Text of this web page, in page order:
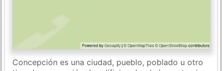
Concepción es una ciudad, pueblo, poblado u otro